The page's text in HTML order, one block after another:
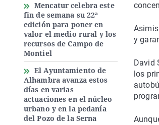
Mencatur celebra este
fin de semana su 22ª
edición para poner en
valor el medio rural y los
recursos de Campo de
Montiel
El Ayuntamiento de
Alhambra avanza estos
días en varias
actuaciones en el núcleo
urbano y en la pedanía
del Pozo de la Serna
y
David
los